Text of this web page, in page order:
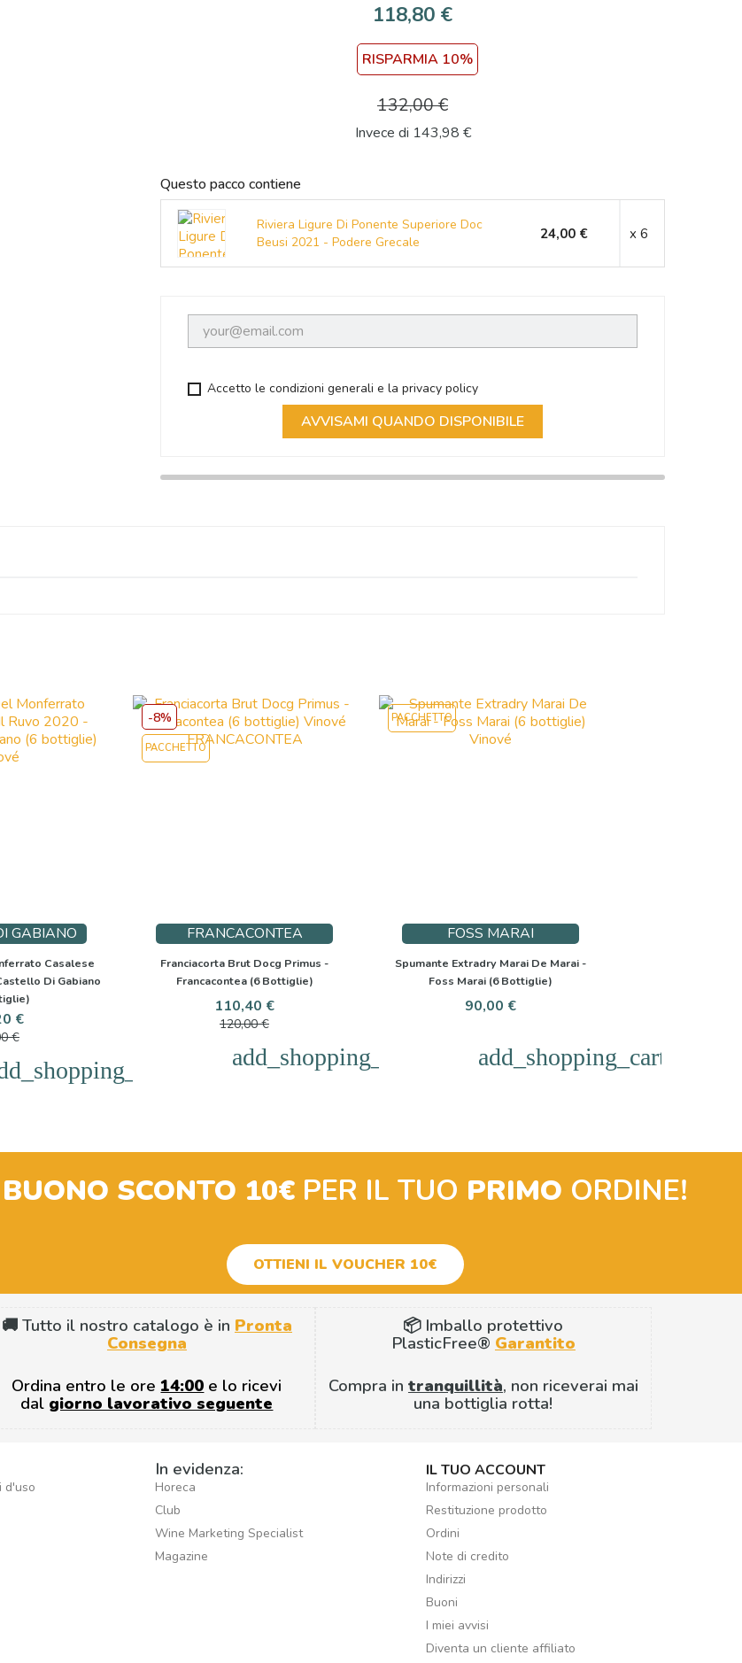
118,80 €
RISPARMIA 10%
132,00 €
Invece di 143,98 €
Questo pacco contiene
Riviera Ligure Di Ponente Superiore Doc
Beusi 2021 - Podere Grecale
24,00 € x 6
Accetto le condizioni generali e la privacy policy
AVVISAMI QUANDO DISPONIBILE
GABIANO
Casalese
Di Gabiano
€Prezzo
€
FRANCACONTEA
Franciacorta Brut Docg Primus -
Francacontea (6 Bottiglie)
Prezzo
110,40 €Prezzo
120,00 €
add_shopping_cart
-8%
PACCHETTO
FOSS MARAI
Spumante Extradry Marai De Marai -
Foss Marai (6 Bottiglie)
Prezzo
90,00 €
add_shopping_cart
PACCHETTO
BUONO SCONTO 10€ PER IL TUO PRIMO ORDINE!
OTTIENI IL VOUCHER 10€
🚚 Tutto il nostro catalogo è in Pronta
Consegna
Ordina entro le ore14:00 e lo ricevi
dal giorno lavorativo seguente
📦 Imballo protettivo
PlasticFree® Garantito
Compra in tranquillità, non riceverai mai
una bottiglia rotta!
d'uso
In evidenza:
Horeca
Club
Wine Marketing Specialist
Magazine
IL TUO ACCOUNT
Informazioni personali
Restituzione prodotto
Ordini
Note di credito
Indirizzi
Buoni
I miei avvisi
Diventa un cliente affiliato